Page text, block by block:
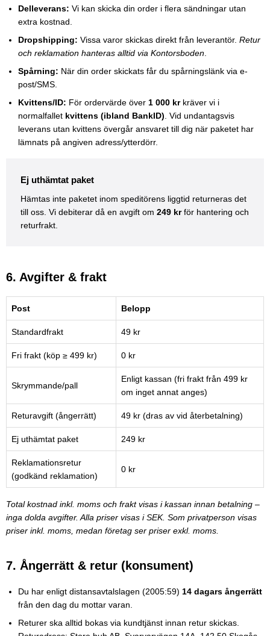
Delleverans: Vi kan skicka din order i flera sändningar utan
extra kostnad.
Dropshipping: Vissa varor skickas direkt från leverantör. Retur
och reklamation hanteras alltid via Kontorsboden
Spårning: När din order skickats får du spårningslänk via e-
post/SMS.
Kvittens/ID: För ordervärde över 1 000 krkräver vi i
normalfallet kvittens (ibland BankID) . Vid undantagsvis
leverans utan kvittens övergår ansvaret till dig när paketet har
lämnats på angiven adress/ytterdörr.
Ej uthämtat paket
Hämtas inte paketet inom speditörens liggtid returneras det
till oss. Vi debiterar då en avgift om 249 krför hantering och
returfrakt.
6. Avgifter & frakt
Post Belopp
Standardfrakt 49 kr
Fri frakt (köp ≥ 499 kr) 0 kr
Skrymmande/pall
Enligt kassan (fri frakt från 499 kr
om inget annat anges)
Returavgift (ångerrätt) 49 kr (dras av vid återbetalning)
Ej uthämtat paket 249 kr
Reklamationsretur
(godkänd reklamation)
0 kr
Total kostnad inkl. moms och frakt visas i kassan innan betalning –
inga dolda avgifter. Alla priser visas i SEK. Som privatperson visas
priser inkl. moms, medan företag ser priser exkl. moms.
7. Ångerrätt & retur (konsument)
Du har enligt distansavtalslagen (2005:59) 14 dagars ångerrätt
från den dag du mottar varan.
Returer ska alltid bokas via kundtjänst innan retur skickas.